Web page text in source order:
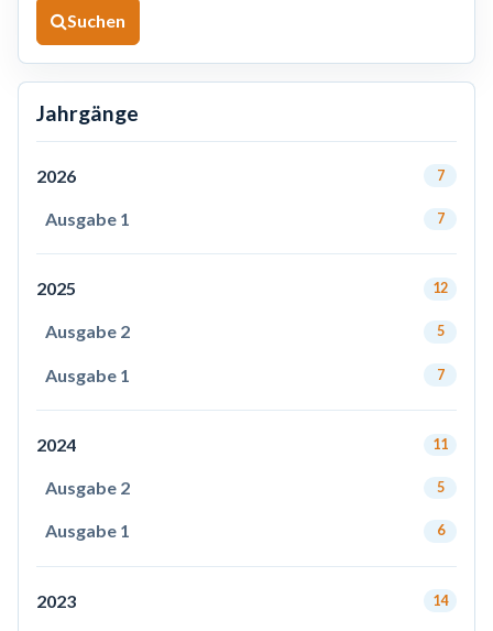
Suchen
Jahrgänge
2026 7
Ausgabe 1 7
2025 12
Ausgabe 2 5
Ausgabe 1 7
2024 11
Ausgabe 2 5
Ausgabe 1 6
2023 14